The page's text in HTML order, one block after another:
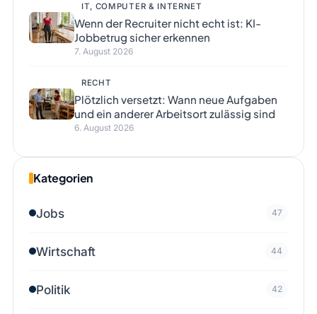
IT, COMPUTER & INTERNET
Wenn der Recruiter nicht echt ist: KI-
Jobbetrug sicher erkennen
7. August 2026
RECHT
Plötzlich versetzt: Wann neue Aufgaben
und ein anderer Arbeitsort zulässig sind
6. August 2026
Kategorien
Jobs 47
Wirtschaft 44
Politik 42